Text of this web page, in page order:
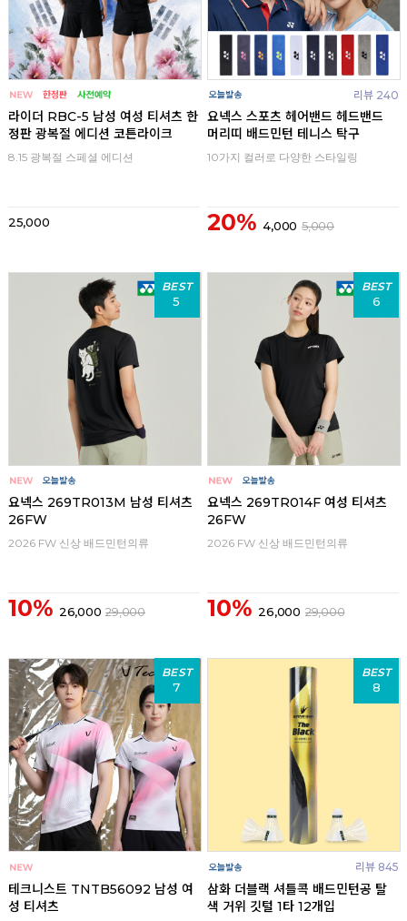
라이더 RBC-5 남성 여성 티셔츠 한
정판 광복절 에디션 코튼라이크
8.15 광복절 스페셜 에디션
25,000
리뷰 240
요넥스 스포츠 헤어밴드 헤드밴드
머리띠 배드민턴 테니스 탁구
10가지 컬러로 다양한 스타일링
20% 4,000 5,000
BEST
5
요넥스 269TR013M 남성 티셔츠
26FW
2026 FW 신상 배드민턴의류
10% 26,000 29,000
BEST
6
요넥스 269TR014F 여성 티셔츠
26FW
2026 FW 신상 배드민턴의류
10% 26,000 29,000
BEST
7
테크니스트 TNTB56092 남성 여
성 티셔츠
BEST
8
리뷰 845
삼화 더블랙 셔틀콕 배드민턴공 탈
색 거위 깃털 1타 12개입